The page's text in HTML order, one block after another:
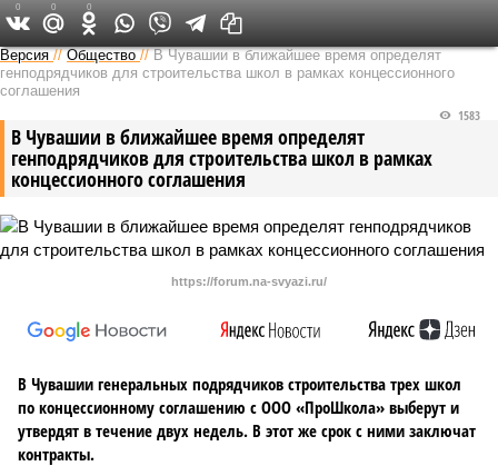
Версия в Чувашии
Версия //Общество //В Чувашии в ближайшее время определят
генподрядчиков для строительства школ в рамках концессионного
соглашения
В Чувашии в ближайшее время определят
генподрядчиков для строительства школ в рамках
концессионного соглашения
1583
https://forum.na-svyazi.ru/
В Чувашии генеральных подрядчиков строительства трех школ
по концессионному соглашению с ООО «ПроШкола» выберут и
утвердят в течение двух недель. В этот же срок с ними заключат
контракты.
0 0 0